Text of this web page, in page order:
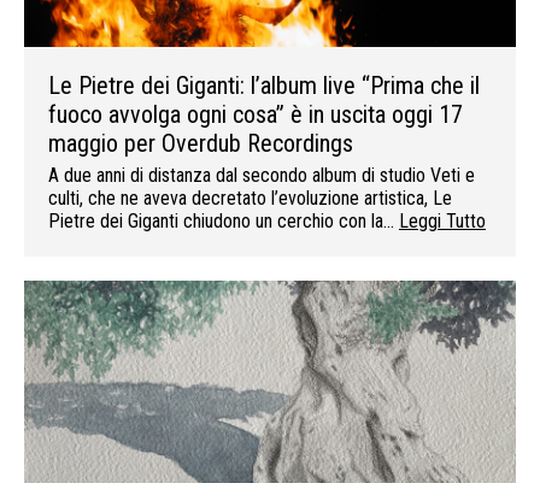
Le Pietre dei Giganti: l’album live “Prima che il
fuoco avvolga ogni cosa” è in uscita oggi 17
maggio per Overdub Recordings
A due anni di distanza dal secondo album di studio Veti e
culti, che ne aveva decretato l’evoluzione artistica, Le
Pietre dei Giganti chiudono un cerchio con la… Leggi Tutto